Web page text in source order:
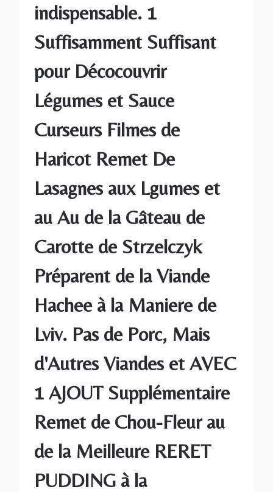
indispensable. 1
Suffisamment Suffisant
pour Décocouvrir
Légumes et Sauce
Curseurs Filmes de
Haricot Remet De
Lasagnes aux Lgumes et
au Au de la Gâteau de
Carotte de Strzelczyk
Préparent de la Viande
Hachee à la Maniere de
Lviv. Pas de Porc, Mais
d'Autres Viandes et AVEC
1 AJOUT Supplémentaire
Remet de Chou-Fleur au
de la Meilleure RERET
PUDDING à la